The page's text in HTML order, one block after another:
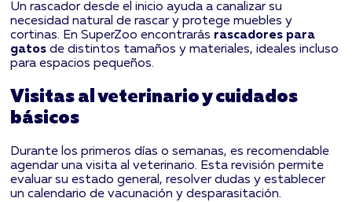
Un rascador desde el inicio ayuda a canalizar su
necesidad natural de rascar y protege muebles y
cortinas. En SuperZoo encontrarás rascadores para
gatos de distintos tamaños y materiales, ideales incluso
para espacios pequeños.
Visitas al veterinario y cuidados
básicos
Durante los primeros días o semanas, es recomendable
agendar una visita al veterinario. Esta revisión permite
evaluar su estado general, resolver dudas y establecer
un calendario de vacunación y desparasitación.